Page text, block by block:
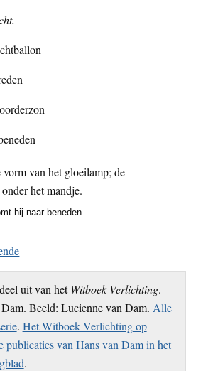
hij naar beneden.
uit van hetWitboek Verlichting.
Beeld: Lucienne van Dam. Alle
. Het Witboek Verlichting op
publicaties van Hans van Dam in het
.